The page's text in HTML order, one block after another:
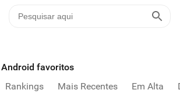
favoritos
Rankings Mais Recentes Em Alta